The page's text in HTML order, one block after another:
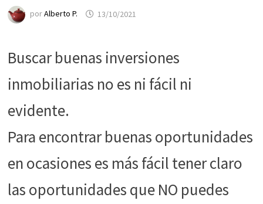
porAlberto P. 13/10/2021
Buscar buenas inversiones
inmobiliarias no es ni fácil ni
evidente.
Para encontrar buenas oportunidades
en ocasiones es más fácil tener claro
las oportunidades que NO puedes
Necesarias
Estas
son
opcionales.
Son
para que
web.
Para que